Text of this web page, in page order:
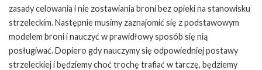
zasady celowania i nie zostawiania broni bez opieki na stanowisku
strzeleckim. Następnie musimy zaznajomić się z podstawowym
modelem broni i nauczyć w prawidłowy sposób się nią
posługiwać. Dopiero gdy nauczymy się odpowiedniej postawy
strzeleckiej i będziemy choć trochę trafiać w tarczę, będziemy